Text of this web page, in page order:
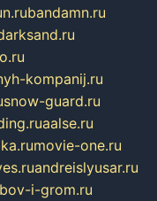
bandamn.ru
kompanij.ru
snow-guard.ru
aalse.ru
movie-one.ru
andreislyusar.ru
i-grom.ru